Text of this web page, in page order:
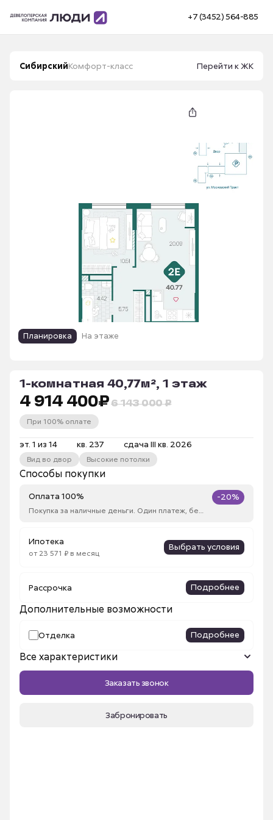
+7 (3452) 564-885
Планировка На этаже
СибирскийКомфорт-класс Перейти к ЖК
1-комнатная 40,77м², 1 этаж
4 914 400₽ 6 143 000 ₽
При 100% оплате
эт. 1 из 14 кв. 237 сдача III кв. 2026
Вид во двор Высокие потолки
Способы покупки
Оплата 100%
Покупка за наличные деньги. Один платеж, без рассрочки
-20%
Ипотека
от 23 571 ₽ в месяц
Выбрать условия
Рассрочка Подробнее
Дополнительные возможности
Отделка Подробнее
Все характеристики
Название ЖК Сибирский
Заказать звонок
Забронировать